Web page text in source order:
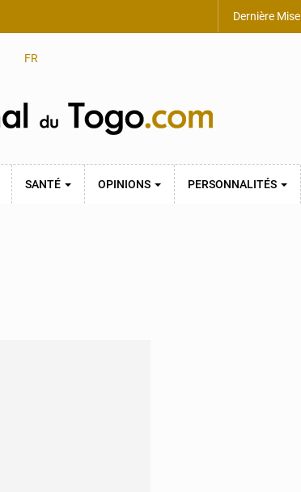
Dernière
FR
SANTÉ OPINIONS PERSONNALITÉS